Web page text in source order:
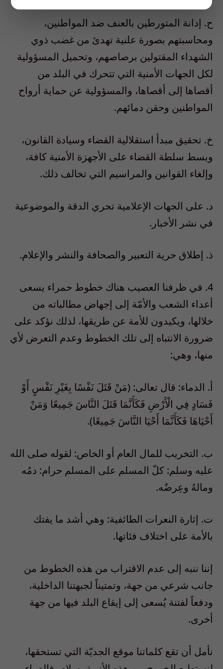
ح‌. إدانة المتورطين بالعنف ضد المواطنين،
ومحاسبتهم بصورة علنية تهدئ من غضب ذوي
الشهداء المقتولين برصاصهم، وتحميل المسؤولية
لكل الجهات الأمنية التي تتحرك في البلد من
أقصاها إلى أقصاها، والمسؤولية عن حماية أرواح
المواطنين وحقن دمائهم.
خ‌. تحقيق مبدأ استقلالية القضاء وسيادة القانون،
وبسط سلطة القضاء على الأجهزة الأمنية كافة،
وإلغاء القوانين والمراسيم التي تخالف ذلك.
د‌. على الجهات الإعلامية تحري الدقة والموضوعية
في نشر الأخبار.
ذ‌. إطلاق حرية التعبير والصحافة والنشر والإعلام.
4. في ظرفنا العصيب هناك خطوط حمراء يسعى
أعداء الشعب والأمّة إلى إجهاض مطالباته من
خلالها، ويكيدون للأمة عن طريقها، لذلك نؤكد على
ضرورة الانتباه إلى تلك الخطوط وعدم التعرض لأي
منها، وهي:
أ‌. الدماء: قال تعالى: (مَنْ قَتَلَ نَفْسًا بِغَيْرِ نَفْسٍ أَوْ
فَسَادٍ فِي الْأَرْضِ فَكَأَنَّمَا قَتَلَ النَّاسَ جَمِيعًا وَمَنْ
أَحْيَاهَا فَكَأَنَّمَا أَحْيَا النَّاسَ جَمِيعًا).
ب‌. التخريب للمال العام أو الخاص: لقوله صلى الله
عليه وسلم: كلّ المسلم على المسلم حرام: دمُه
ومالهُ وعِرضٌه.
ت‌. إثارة النعرات الطائفية: وهي أشد ما يفتك
بالأمة على اختلاف فئاتها.
إننا ننبه إلى عدم الاقتراب من هذه الخطوط من
جانب شرعي من جهة، وتمتيناً لجبهتنا الداخلية،
ودفعاً لفتنة يُسعى إلى إيقاع البلد فيها من جهة
أخرى.
نأمل أن تقع كلماتنا موقع الجديّة التي تستحقها،